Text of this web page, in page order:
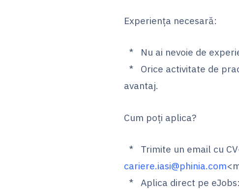
Experiența necesară:
* Nu ai nevoie de
* Orice activitate de
avantaj.
Cum poți aplica?
* Trimite un email cu
cariere.iasi@phinia.com
* Aplica direct pe eJobs: